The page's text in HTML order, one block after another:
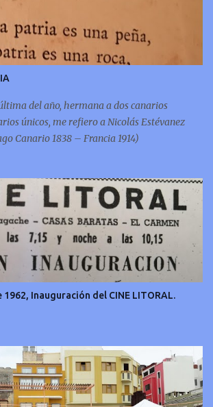
del año, hermana a dos canarios
únicos, me refiero a Nicolás Estévanez
Canario 1838 – Francia 1914)
Inauguración del CINE LITORAL.